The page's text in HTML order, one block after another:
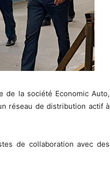
de la société Economic Auto,
réseau de distribution actif à
de collaboration avec des